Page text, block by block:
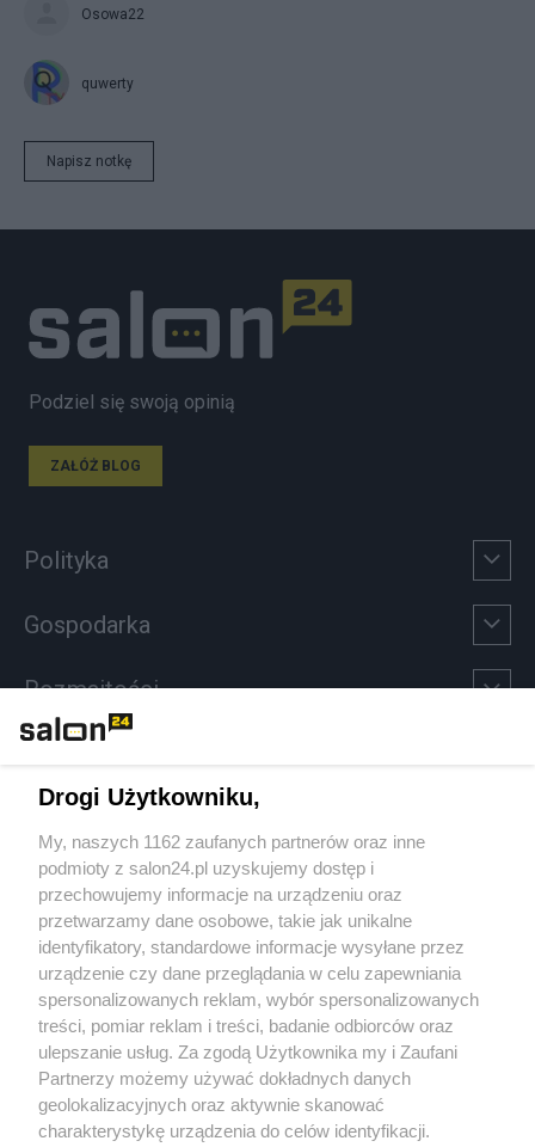
Osowa22
quwerty
Napisz notkę
Podziel się swoją opinią
ZAŁÓŻ BLOG
Polityka
Gospodarka
Rozmaitości
Sport
Społeczeństwo
Kultura
X Facebook Instagram Youtube
Drogi Użytkowniku,
My, naszych 1162 zaufanych partnerów oraz inne
podmioty z salon24.pl uzyskujemy dostęp i
przechowujemy informacje na urządzeniu oraz
przetwarzamy dane osobowe, takie jak unikalne
identyfikatory, standardowe informacje wysyłane przez
urządzenie czy dane przeglądania w celu zapewniania
spersonalizowanych reklam, wybór spersonalizowanych
treści, pomiar reklam i treści, badanie odbiorców oraz
ulepszanie usług. Za zgodą Użytkownika my i Zaufani
Partnerzy możemy używać dokładnych danych
geolokalizacyjnych oraz aktywnie skanować
charakterystykę urządzenia do celów identyfikacji.